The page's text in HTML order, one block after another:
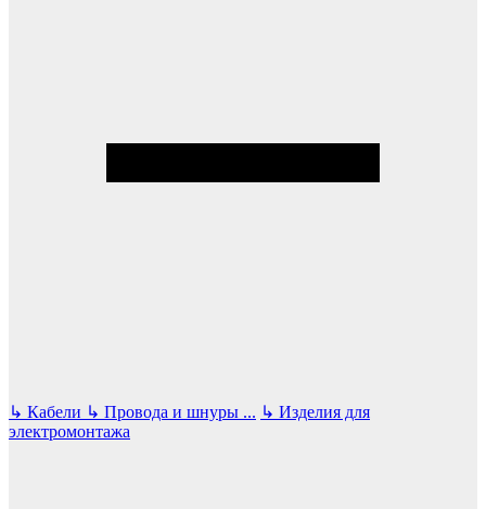
↳ Кабели ↳ Провода и шнуры ... ↳ Изделия для
электромонтажа